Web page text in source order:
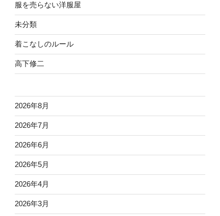
服を売らない洋服屋
未分類
着こなしのルール
高下修二
2026年8月
2026年7月
2026年6月
2026年5月
2026年4月
2026年3月